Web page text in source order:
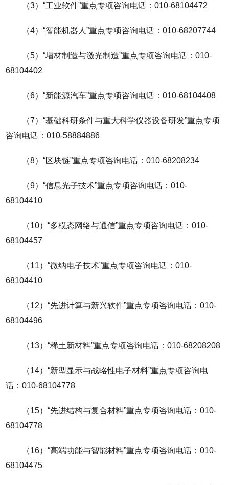
（3）“工业软件”重点专项咨询电话：010-68104472
（4）“智能机器人”重点专项咨询电话：010-68207744
（5）“增材制造与激光制造”重点专项咨询电话：010-
68104402
（6）“新能源汽车”重点专项咨询电话：010-68104408
（7）“基础科研条件与重大科学仪器设备研发”重点专项
咨询电话：010-58884886
（8）“区块链”重点专项咨询电话：010-68208234
（9）“信息光子技术”重点专项咨询电话：010-
68104410
（10）“多模态网络与通信”重点专项咨询电话：010-
68104457
（11）“微纳电子技术”重点专项咨询电话：010-
68104410
（12）“先进计算与新兴软件”重点专项咨询电话：010-
68104496
（13）“稀土新材料”重点专项咨询电话：010-68208208
（14）“新型显示与战略性电子材料”重点专项咨询电
话：010-68104778
（15）“先进结构与复合材料”重点专项咨询电话：010-
68104778
（16）“高端功能与智能材料”重点专项咨询电话：010-
68104475